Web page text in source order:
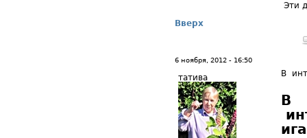
Эти
Вверх
6 ноября, 2012 - 16:50
татива В
В